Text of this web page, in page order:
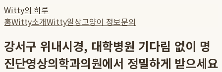
Witty의 하루
홈Witty소개Witty일상고양이 정보문의
강서구 위내시경, 대학병원 기다림 없이 명
진단영상의학과의원에서 정밀하게 받으세요